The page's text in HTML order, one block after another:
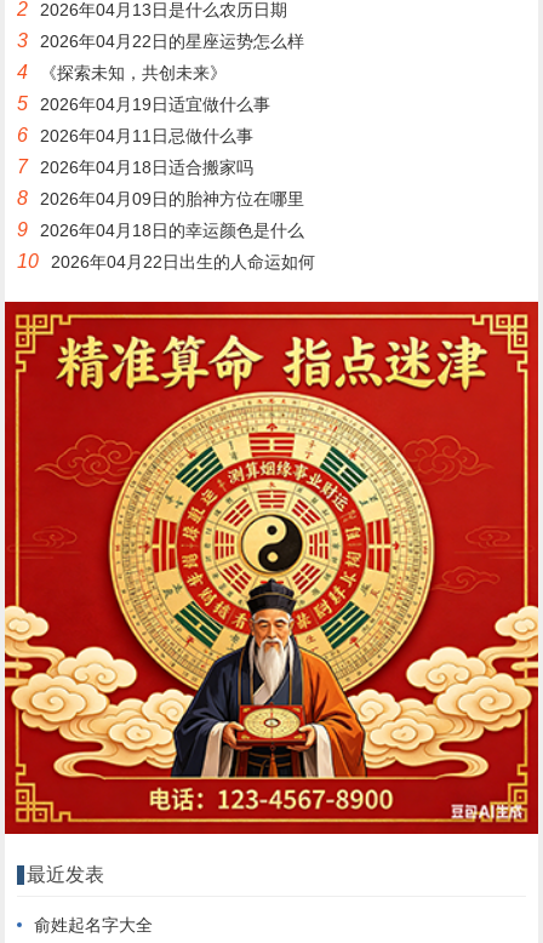
2 2026年04月13日是什么农历日期
3 2026年04月22日的星座运势怎么样
4 《探索未知，共创未来》
5 2026年04月19日适宜做什么事
6 2026年04月11日忌做什么事
7 2026年04月18日适合搬家吗
8 2026年04月09日的胎神方位在哪里
9 2026年04月18日的幸运颜色是什么
10 2026年04月22日出生的人命运如何
最近发表
俞姓起名字大全